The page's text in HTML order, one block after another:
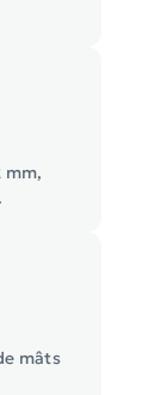
mm,
mâts